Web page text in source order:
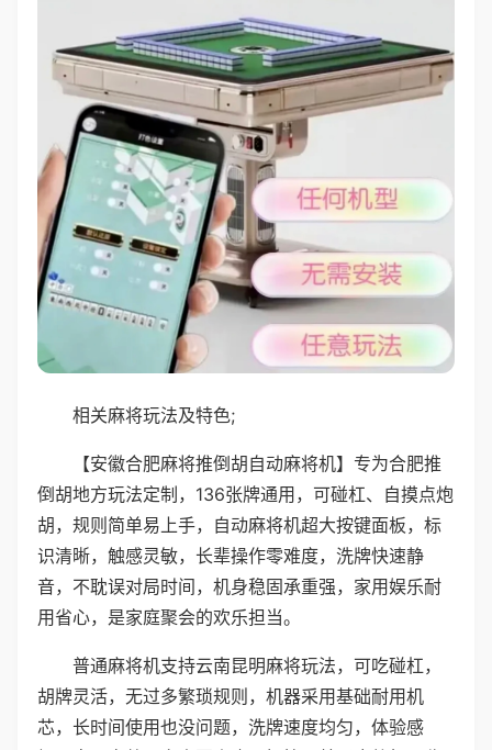
相关麻将玩法及特色;
【安徽合肥麻将推倒胡自动麻将机】专为合肥推
倒胡地方玩法定制，136张牌通用，可碰杠、自摸点炮
胡，规则简单易上手，自动麻将机超大按键面板，标
识清晰，触感灵敏，长辈操作零难度，洗牌快速静
音，不耽误对局时间，机身稳固承重强，家用娱乐耐
用省心，是家庭聚会的欢乐担当。
普通麻将机支持云南昆明麻将玩法，可吃碰杠，
胡牌灵活，无过多繁琐规则，机器采用基础耐用机
芯，长时间使用也没问题，洗牌速度均匀，体验感